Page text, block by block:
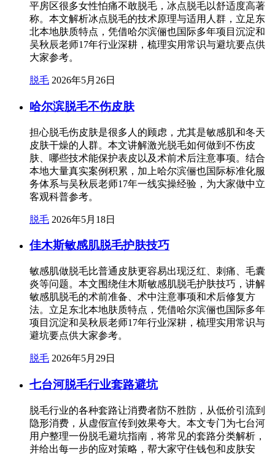
平房区很多女性怕痛不敢脱毛，冰点脱毛以舒适度高著
称。本文解析冰点脱毛的技术原理与适用人群，立足东
北本地肤质特点，凭借哈尔滨俪也国际多年项目沉淀和
吴秋辰老师17年行业深耕，梳理实用常识与避坑要点供
大家参考。
脱毛 2026年5月26日
哈尔滨脱毛不伤皮肤
担心脱毛伤皮肤是很多人的顾虑，尤其是敏感肌和冬天
皮肤干燥的人群。本文讲解激光脱毛如何做到不伤皮
肤、哪些技术能保护表皮以及术前术后注意事项。结合
本地大量真实案例积累，加上哈尔滨俪也国际标准化服
务体系与吴秋辰老师17年一线实操经验，为大家做中立
客观科普参考。
脱毛 2026年5月18日
佳木斯敏感肌脱毛护肤技巧
敏感肌做脱毛比普通皮肤更容易出现泛红、刺痛、毛囊
炎等问题。本文围绕佳木斯敏感肌脱毛护肤技巧，讲解
敏感肌脱毛的术前准备、术中注意事项和术后修复方
法。立足东北本地肤质特点，凭借哈尔滨俪也国际多年
项目沉淀和吴秋辰老师17年行业深耕，梳理实用常识与
避坑要点供大家参考。
脱毛 2026年5月29日
七台河脱毛行业套路避坑
脱毛行业的各种套路让消费者防不胜防，从低价引流到
隐形消费，从虚假宣传到效果夸大。本文专门为七台河
用户整理一份脱毛避坑指南，将常见的套路分类解析，
并给出每一步的应对策略，帮大家守住钱包和皮肤安